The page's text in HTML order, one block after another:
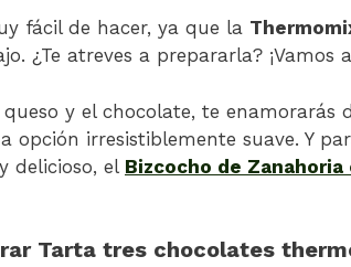
fácil de hacer, ya que la
¿Te atreves a prepararla? ¡Vamos
y el chocolate, te enamorarás
opción irresistiblemente suave. Y
delicioso, el Bizcocho de Zanahoria
Tarta tres chocolates